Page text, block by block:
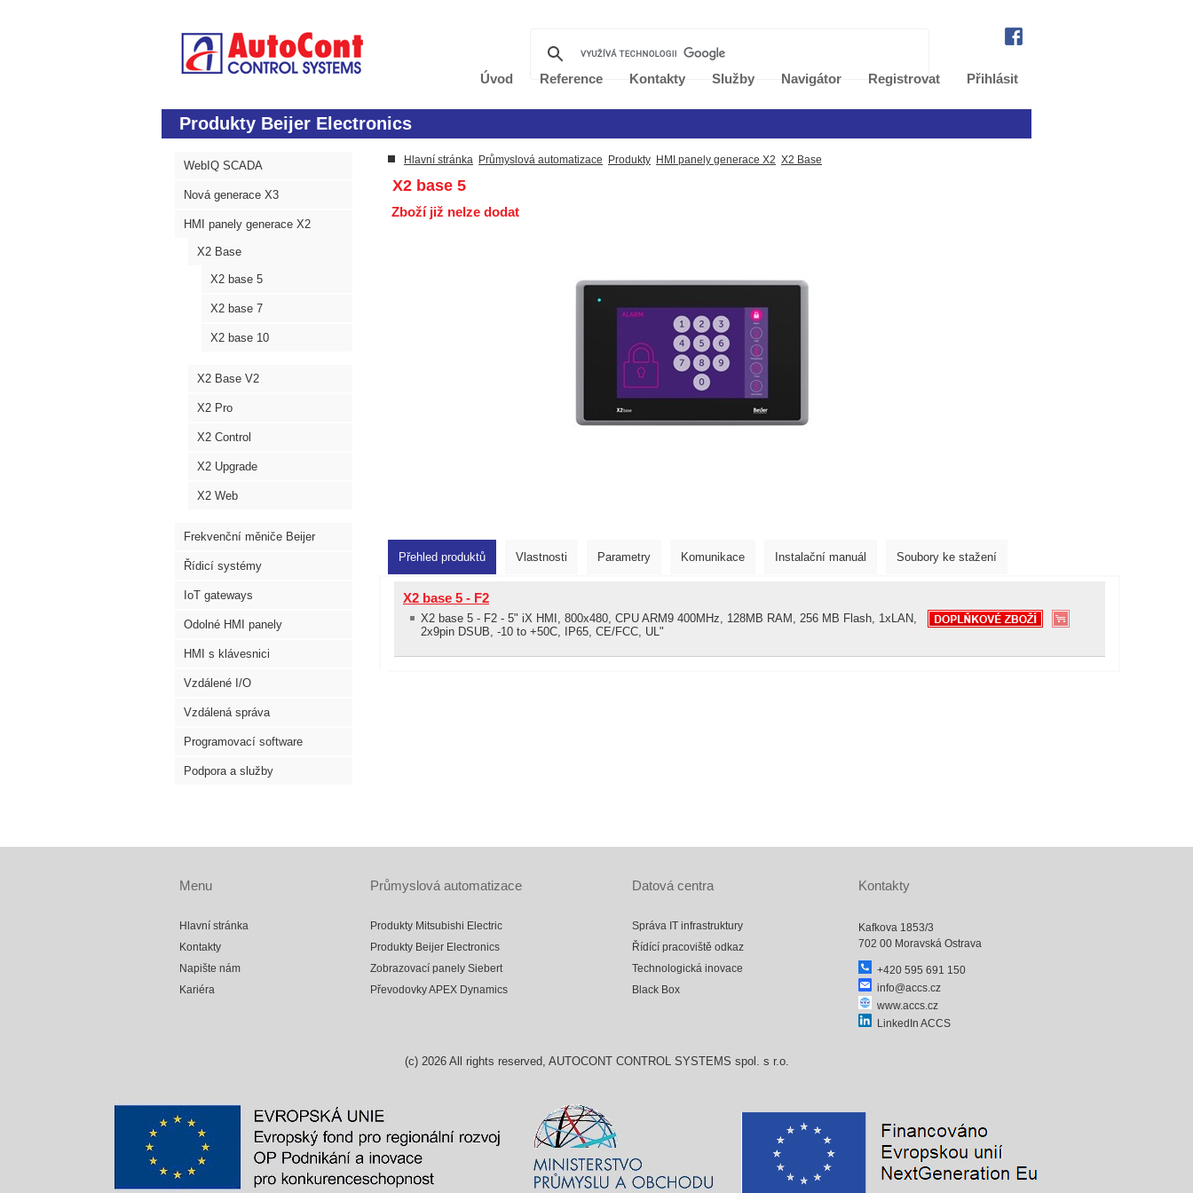
Úvod Reference Kontakty Služby Navigátor Registrovat Přihlásit
Produkty Beijer Electronics
WebIQ SCADA
Nová generace X3
HMI panely generace X2
X2 Base
X2 base 5
X2 base 7
X2 base 10
X2 Base V2
X2 Pro
X2 Control
X2 Upgrade
X2 Web
Frekvenční měniče Beijer
Řídicí systémy
IoT gateways
Odolné HMI panely
HMI s klávesnici
Vzdálené I/O
Vzdálená správa
Programovací software
Podpora a služby
Hlavní stránka Průmyslová automatizace Produkty HMI panely generace X2 X2 Base
X2 base 5
Zboží již nelze dodat
Přehled produktů Vlastnosti Parametry Komunikace Instalační manuál Soubory ke stažení
X2 base 5 - F2
X2 base 5 - F2 - 5" iX HMI, 800x480, CPU ARM9 400MHz, 128MB RAM, 256 MB Flash, 1xLAN,
2x9pin DSUB, -10 to +50C, IP65, CE/FCC, UL"
Menu
Hlavní stránka
Kontakty
Napište nám
Kariéra
Průmyslová automatizace
Produkty Mitsubishi Electric
Produkty Beijer Electronics
Zobrazovací panely Siebert
Převodovky APEX Dynamics
Datová centra
Správa IT infrastruktury
Řídící pracoviště odkaz
Technologická inovace
Black Box
Kontakty
Kafkova 1853/3
702 00 Moravská Ostrava
+420 595 691 150
info@accs.cz
www.accs.cz
LinkedIn ACCS
(c) 2026All rights reserved, AUTOCONT CONTROL SYSTEMS spol. s r.o.